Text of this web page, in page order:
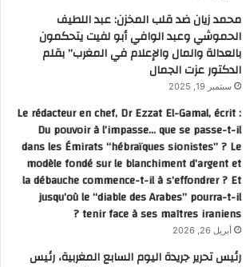
محمد زيان ضد قلب المخزن: عبد اللطيف
الحموشي وعبد الوافي أبو لفيت يتحكمون
بالعدالة والمال والإعلام في المغرب” بقلم
الدكتور عزت الجمال
سبتمبر 19, 2025
Le rédacteur en chef, Dr Ezzat El-Gamal, écrit :
Du pouvoir à l’impasse… que se passe-t-il
dans les Émirats “hébraïques sionistes” ? Le
modèle fondé sur le blanchiment d’argent et
la débauche commence-t-il à s’effondrer ? Et
jusqu’où le “diable des Arabes” pourra-t-il
tenir face à ses maîtres iraniens ?
أبريل 26, 2026
رئيس تحرير جريدة اليوم السابع المغربية، رئيس